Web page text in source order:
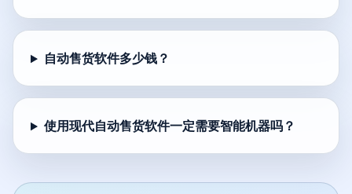
自动售货软件多少钱？
使用现代自动售货软件一定需要智能机器吗？